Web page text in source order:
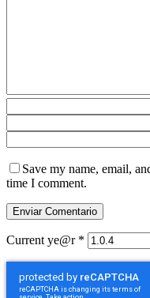
Save my name, email,
time I comment.
Current ye@r *